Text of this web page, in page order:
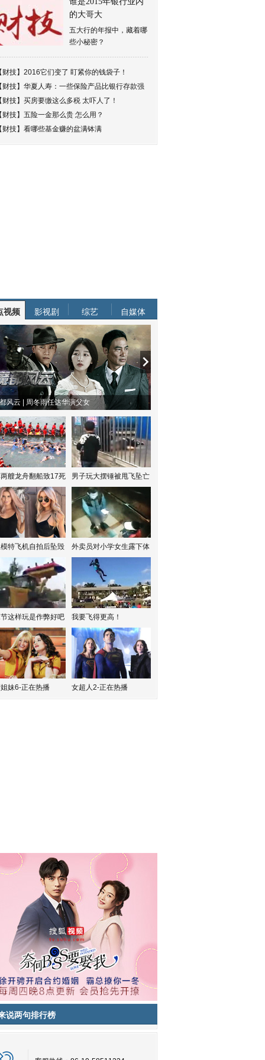
的大哥大
五大行的年报中，藏着哪
些小秘密？
财技】 2016它们变了 盯紧你的钱袋子！
财技】 华夏人寿：一些保险产品比银行存款强
财技】 买房要缴这么多税 太吓人了！
财技】 五险一金那么贵 怎么用？
财技】 看哪些基金赚的盆满钵满
视频 影视剧 综艺 自媒体
风云 | 周冬雨任达华演父女
艘龙舟翻船致17死 男子玩大摆锤被甩飞坠亡
特飞机自拍后坠毁 外卖员对小学女生露下体
这样玩是作弊好吧 我要飞得更高！
妹6-正在热播 女超人2-正在热播
说两句排行榜